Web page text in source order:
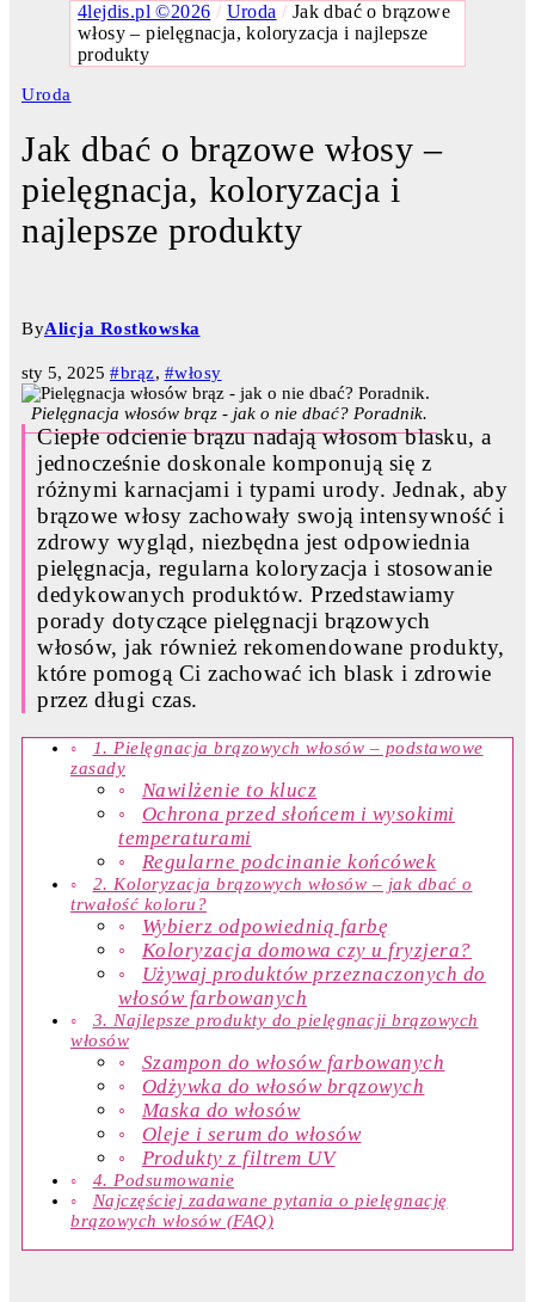
4lejdis.pl ©2026 / Uroda / Jak dbać o brązowe
włosy – pielęgnacja, koloryzacja i najlepsze
produkty
Uroda
Jak dbać o brązowe włosy –
pielęgnacja, koloryzacja i
najlepsze produkty
ByAlicja Rostkowska
sty 5, 2025 #brąz, #włosy
Pielęgnacja włosów brąz - jak o nie dbać? Poradnik.
Ciepłe odcienie brązu nadają włosom blasku, a
jednocześnie doskonale komponują się z
różnymi karnacjami i typami urody. Jednak, aby
brązowe włosy zachowały swoją intensywność i
zdrowy wygląd, niezbędna jest odpowiednia
pielęgnacja, regularna koloryzacja i stosowanie
dedykowanych produktów. Przedstawiamy
porady dotyczące pielęgnacji brązowych
włosów, jak również rekomendowane produkty,
które pomogą Ci zachować ich blask i zdrowie
przez długi czas.
1. Pielęgnacja brązowych włosów – podstawowe
zasady
Nawilżenie to klucz
Ochrona przed słońcem i wysokimi
temperaturami
Regularne podcinanie końcówek
2. Koloryzacja brązowych włosów – jak dbać o
trwałość koloru?
Wybierz odpowiednią farbę
Koloryzacja domowa czy u fryzjera?
Używaj produktów przeznaczonych do
włosów farbowanych
3. Najlepsze produkty do pielęgnacji brązowych
włosów
Szampon do włosów farbowanych
Odżywka do włosów brązowych
Maska do włosów
Oleje i serum do włosów
Produkty z filtrem UV
4. Podsumowanie
Najczęściej zadawane pytania o pielęgnację
brązowych włosów (FAQ)